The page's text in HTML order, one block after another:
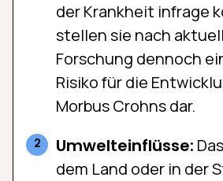
der Krankheit infrage
stellen sie nach
Forschung dennoch
Risiko für die
Morbus Crohns dar.
Umwelteinflüsse:
dem Land oder in der